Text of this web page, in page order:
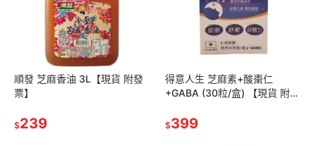
順發 芝麻香油 3L【現貨 附發
票】
$239
得意人生 芝麻素+酸棗仁
+GABA (30粒/盒) 【現貨 附發
$399